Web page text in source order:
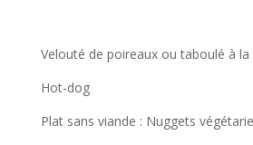
Velouté de poireaux ou taboulé à
Hot-dog
Plat sans viande : Nuggets